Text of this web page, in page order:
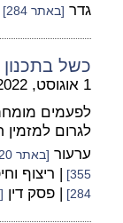
גדר [באתר 284]
כשל בתכנון
1 אוגוסט, 2022
לפעמים
לגרום
ערעור [באתר 220]
355] | ריצוף
284] | פסק דין